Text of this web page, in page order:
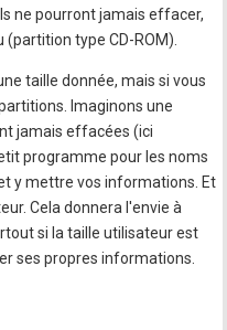
ne pourront jamais effacer,
type CD-ROM).
taille donnée, mais si vous
Imaginons une
jamais effacées (ici
programme pour les noms
y mettre vos informations. Et
Cela donnera l'envie à
si la taille utilisateur est
ses propres informations.